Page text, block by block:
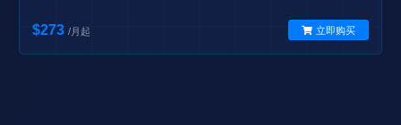
$273 /月起 立即购买